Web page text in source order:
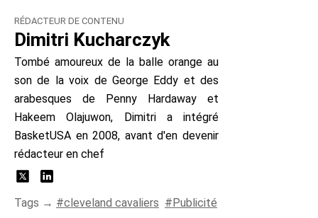
RÉDACTEUR DE CONTENU
Dimitri Kucharczyk
Tombé amoureux de la balle orange au
son de la voix de George Eddy et des
arabesques de Penny Hardaway et
Hakeem Olajuwon, Dimitri a intégré
BasketUSA en 2008, avant d'en devenir
rédacteur en chef
Tags → cleveland cavaliers Publicité